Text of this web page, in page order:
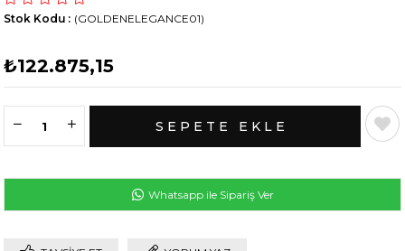
(GOLDENELEGANCE01)
Stok Kodu
₺122.875,15
Whatsapp ile Sipariş Ver